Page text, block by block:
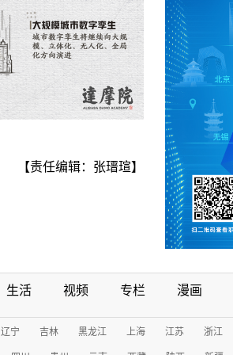
【责任编辑：张瑨瑄】
生活 视频 专栏 漫画
辽宁 吉林 黑龙江 上海 江苏 浙江